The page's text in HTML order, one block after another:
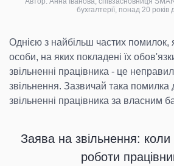
бухгалтерії, понад 20 років
Однією з найбільш частих помилок,
особи, на яких покладені їх
звільненні працівника - це
звільнення. Зазвичай така помилка
звільненні працівника за власним
Заява на звільнення: коли
роботи